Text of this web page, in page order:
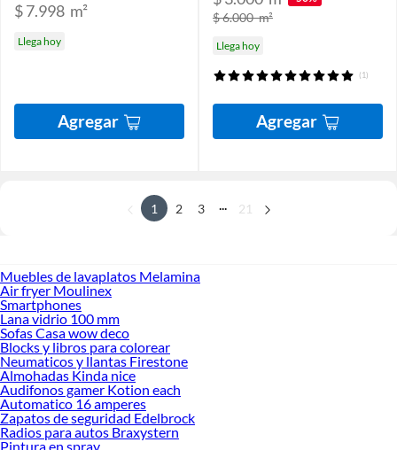
$ 7.998 m²
Llega hoy
Agregar
$ 6.000m²
Llega hoy
(1)
Agregar
1 2 3 ... 21
Muebles de lavaplatos Melamina
Air fryer Moulinex
Smartphones
Lana vidrio 100 mm
Sofas Casa wow deco
Blocks y libros para colorear
Neumaticos y llantas Firestone
Almohadas Kinda nice
Audifonos gamer Kotion each
Automatico 16 amperes
Zapatos de seguridad Edelbrock
Radios para autos Braxystern
Pintura en spray